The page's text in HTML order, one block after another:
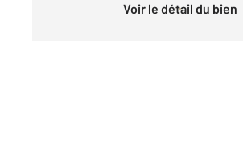
Voir le détail du bien